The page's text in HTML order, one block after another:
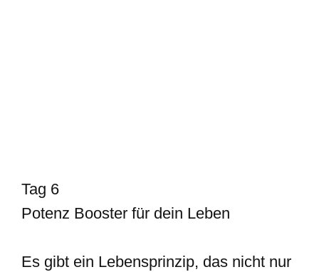
Tag 6
Potenz Booster für dein Leben
Es gibt ein Lebensprinzip, das nicht nur